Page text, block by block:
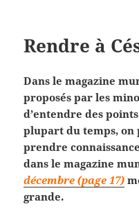
Rendre à
Dans le magazine
proposés par les
d’entendre des
plupart du temps, on
prendre
dans le magazine
décembre (page 17)
grande.